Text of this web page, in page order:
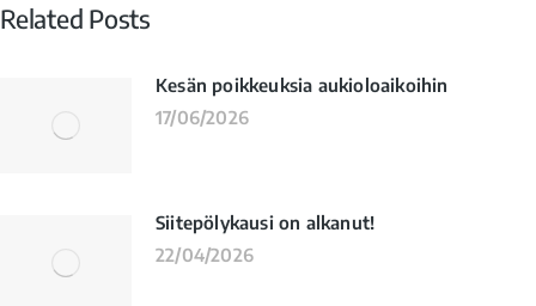
Related Posts
Kesän poikkeuksia aukioloaikoihin
17/06/2026
Siitepölykausi on alkanut!
22/04/2026